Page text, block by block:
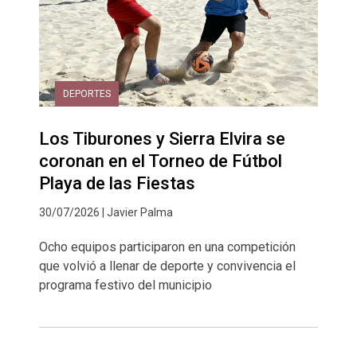
DEPORTES
Los Tiburones y Sierra Elvira se
coronan en el Torneo de Fútbol
Playa de las Fiestas
30/07/2026 | Javier Palma
Ocho equipos participaron en una competición
que volvió a llenar de deporte y convivencia el
programa festivo del municipio